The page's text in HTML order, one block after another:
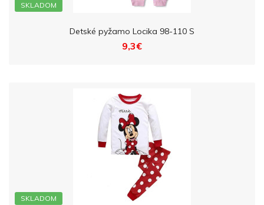
SKLADOM
Detské pyžamo Locika 98-110 S
9,3€
SKLADOM